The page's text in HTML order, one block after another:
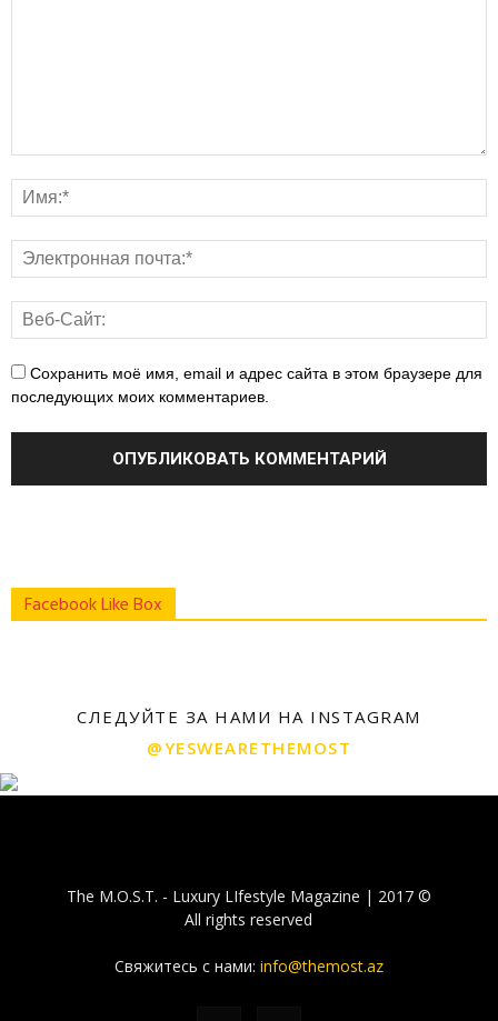
Сохранить моё имя, email и адрес сайта в этом браузере для
последующих моих комментариев.
Facebook Like Box
СЛЕДУЙТЕ ЗА НАМИ НА INSTAGRAM
@YESWEARETHEMOST
The M.O.S.T. - Luxury LIfestyle Magazine | 2017 ©
All rights reserved
Свяжитесь с нами: info@themost.az